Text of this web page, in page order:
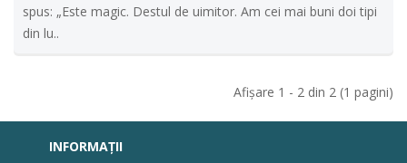
spus: „Este magic. Destul de uimitor. Am cei mai buni doi tipi
din lu..
Afişare 1 - 2 din 2 (1 pagini)
INFORMAŢII